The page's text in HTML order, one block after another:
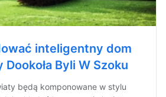
inteligentny dom
Byli W Szoku
będą komponowane w stylu